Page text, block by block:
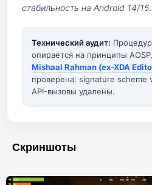
стабильность на Android 14/
Технический аудит:
опирается на принципы
Mishaal Rahman (ex-XDA
проверена: signature scheme
API-вызовы удалены.
Скриншоты